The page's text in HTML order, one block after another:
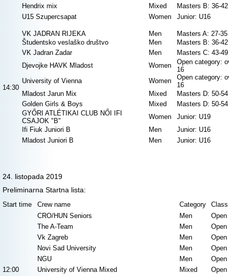
Hendrix mix
Mixed
Masters B: 36-42
U15 Szupercsapat
Women Junior: U16
14:30
VK JADRAN RIJEKA Men
Masters A: 27-35
Študentsko veslaško društvo
Men
Masters B: 36-42
VK Jadran Zadar
Men
Masters C: 43-49
Djevojke HAVK Mladost
Women
Open category:
16
University of Vienna
Women
Open category:
16
Mladost Jarun Mix
Mixed
Masters D: 50-54
Golden Girls & Boys
Mixed
Masters D: 50-54
GYŐRI ATLÉTIKAI CLUB NŐI IFI
CSAJOK "B"
Women
Junior: U19
Ifi Fiuk Juniori B
Men
Junior: U16
Mladost Juniori B
Men Junior: U16
24. listopada 2019
Preliminarna Startna lista:
Start time Crew name Category Class
12:00
CRO/HUN Seniors Men
Open
The A-Team
Men
Open
Vk Zagreb
Men
Open
Novi Sad University
Men
Open
NGU
Men
Open
University of Vienna Mixed
Mixed
Open